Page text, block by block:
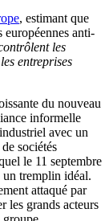
, estimant que
anti-
les
entreprises
du nouveau
informelle
avec un
sociétés
le 11 septembre
un tremplin idéal.
attaqué par
les grands acteurs